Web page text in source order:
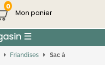
0
Friandises
Sac à